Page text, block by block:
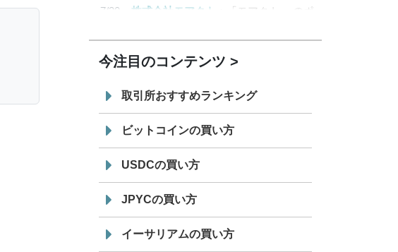
7/30
株式会社モアクト
「モアクト」 のポ
「 JPYC」を追加
19:30
てステーブルコイン「JPYSC」徹底解
説セミナーを開催
今注目のコンテンツ
取引所おすすめランキング
ビットコインの買い方
USDCの買い方
JPYCの買い方
イーサリアムの買い方